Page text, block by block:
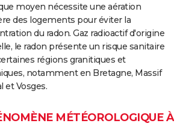
moyen nécessite une aération
des logements pour éviter la
du radon. Gaz radioactif d'origine
le radon présente un risque sanitaire
régions granitiques et
notamment en Bretagne, Massif
et Vosges.
MÉTÉOROLOGIQUE À